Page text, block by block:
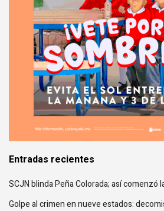
Entradas recientes
SCJN blinda Peña Colorada; así comenzó
Golpe al crimen en nueve estados: